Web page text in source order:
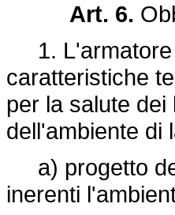
Art. 6.
1. L'armatore
caratteristiche
per la salute
dell'ambiente di
a) progetto
inerenti